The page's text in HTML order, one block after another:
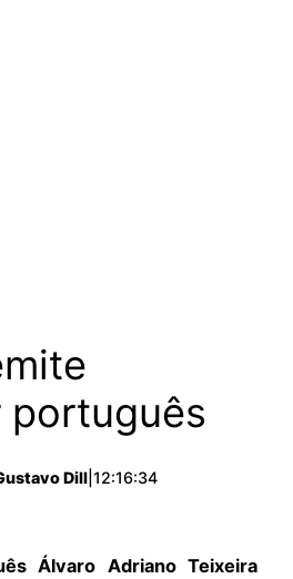
português
Dill 12:16:34
Álvaro Adriano Teixeira